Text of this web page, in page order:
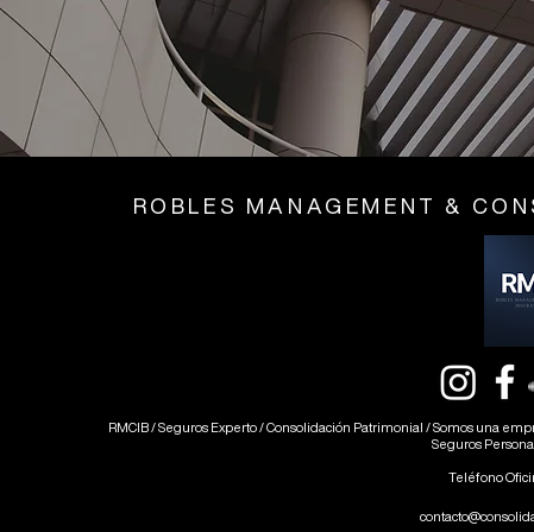
ROBLES MANAGEMENT &
RMCIB / Seguros Experto / Consolidación Patrimonial / Somos una
Seguros
Teléfono